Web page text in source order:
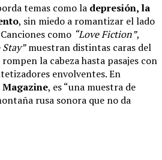
temas como la depresión, la
, sin miedo a romantizar el lado
como “Love Fiction”,
Stay”muestran distintas caras del
la cabeza hasta pasajes con
envolventes. En
, es “una muestra de
rusa sonora que no da